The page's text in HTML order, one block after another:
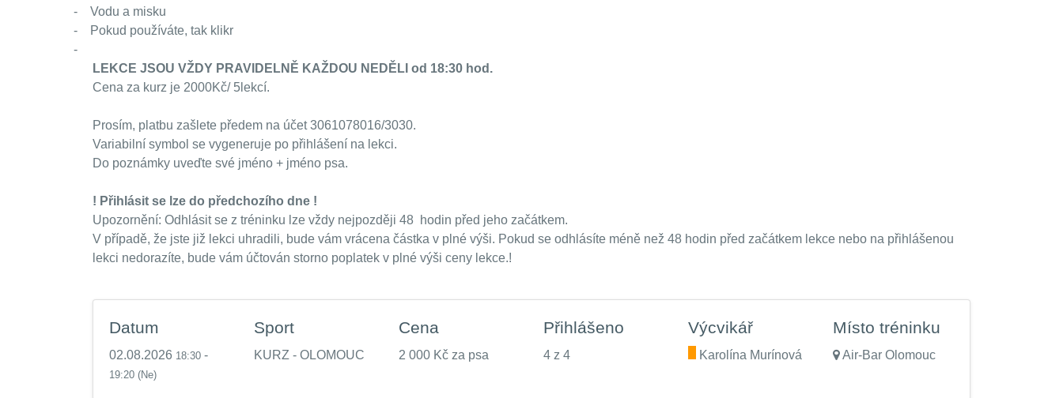
-
Vodu a misku
-
Pokud používáte, tak klikr
-
LEKCE JSOU VŽDY PRAVIDELNĚ KAŽDOU NEDĚLI od 18:30 hod.
Cena za kurz je 2000Kč/ 5lekcí.
Prosím, platbu zašlete předem na účet 3061078016/3030.
Variabilní symbol se vygeneruje po přihlášení na lekci.
Do poznámky uveďte své jméno + jméno psa.
! Přihlásit se lze do předchozího dne !
Upozornění: Odhlásit se z tréninku lze vždy nejpozději 48 hodin před jeho začátkem.
V případě, že jste již lekci uhradili, bude vám vrácena částka v plné výši. Pokud se odhlásíte méně než 48 hodin před začátkem lekce nebo na přihlášenou
lekci nedorazíte, bude vám účtován storno poplatek v plné výši ceny lekce.!
Datum
02.08.2026 18:30 -
19:20 (Ne)
Sport
KURZ - OLOMOUC
Cena
2 000 Kč za psa
Přihlášeno
4 z 4
Výcvikář
Karolína Murínová
Místo tréninku
Air-Bar Olomouc